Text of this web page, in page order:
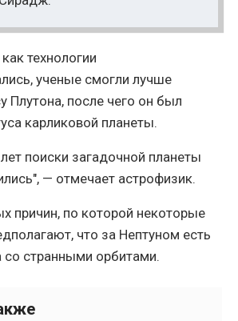
технологии
ученые смогли лучше
Плутона, после чего он был
карликовой планеты.
поиски загадочной планеты
— отмечает астрофизик.
причин, по которой некоторые
что за Нептуном есть
со странными орбитами.